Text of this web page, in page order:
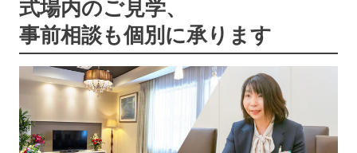
式場内のご見学、
事前相談も個別に承ります